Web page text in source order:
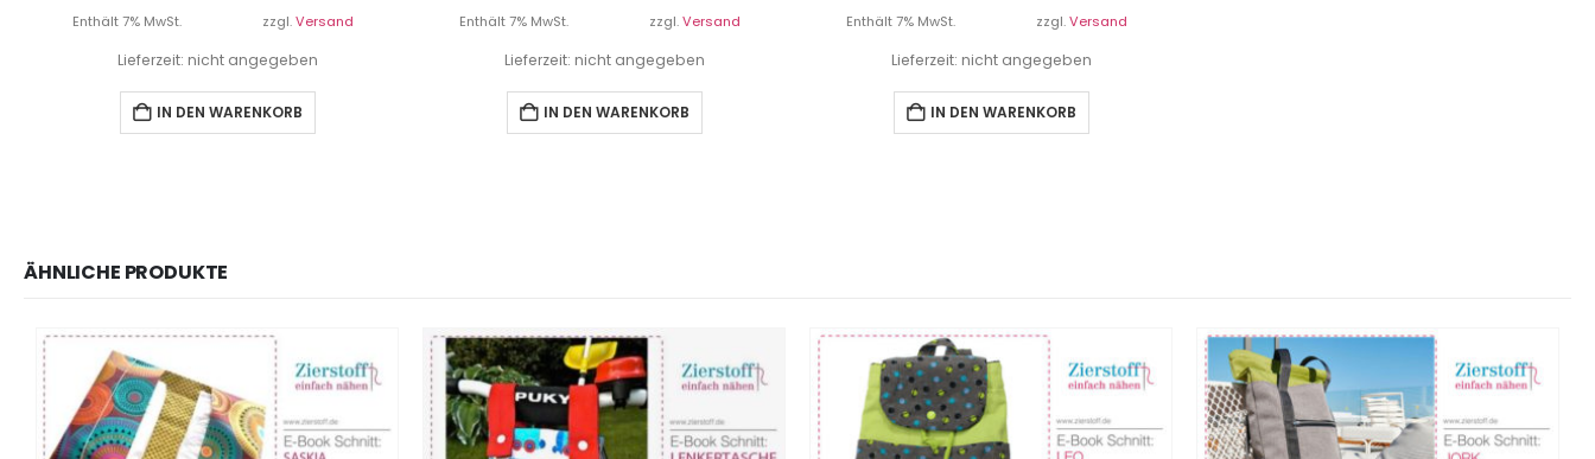
Enthält 7% MwSt. zzgl.Versand
Lieferzeit: nicht angegeben
IN DEN WARENKORB
Enthält 7% MwSt. zzgl.Versand
Lieferzeit: nicht angegeben
IN DEN WARENKORB
Enthält 7% MwSt. zzgl.Versand
Lieferzeit: nicht angegeben
IN DEN WARENKORB
ÄHNLICHE PRODUKTE